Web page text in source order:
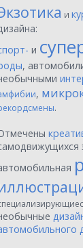
и
и
,
,
.